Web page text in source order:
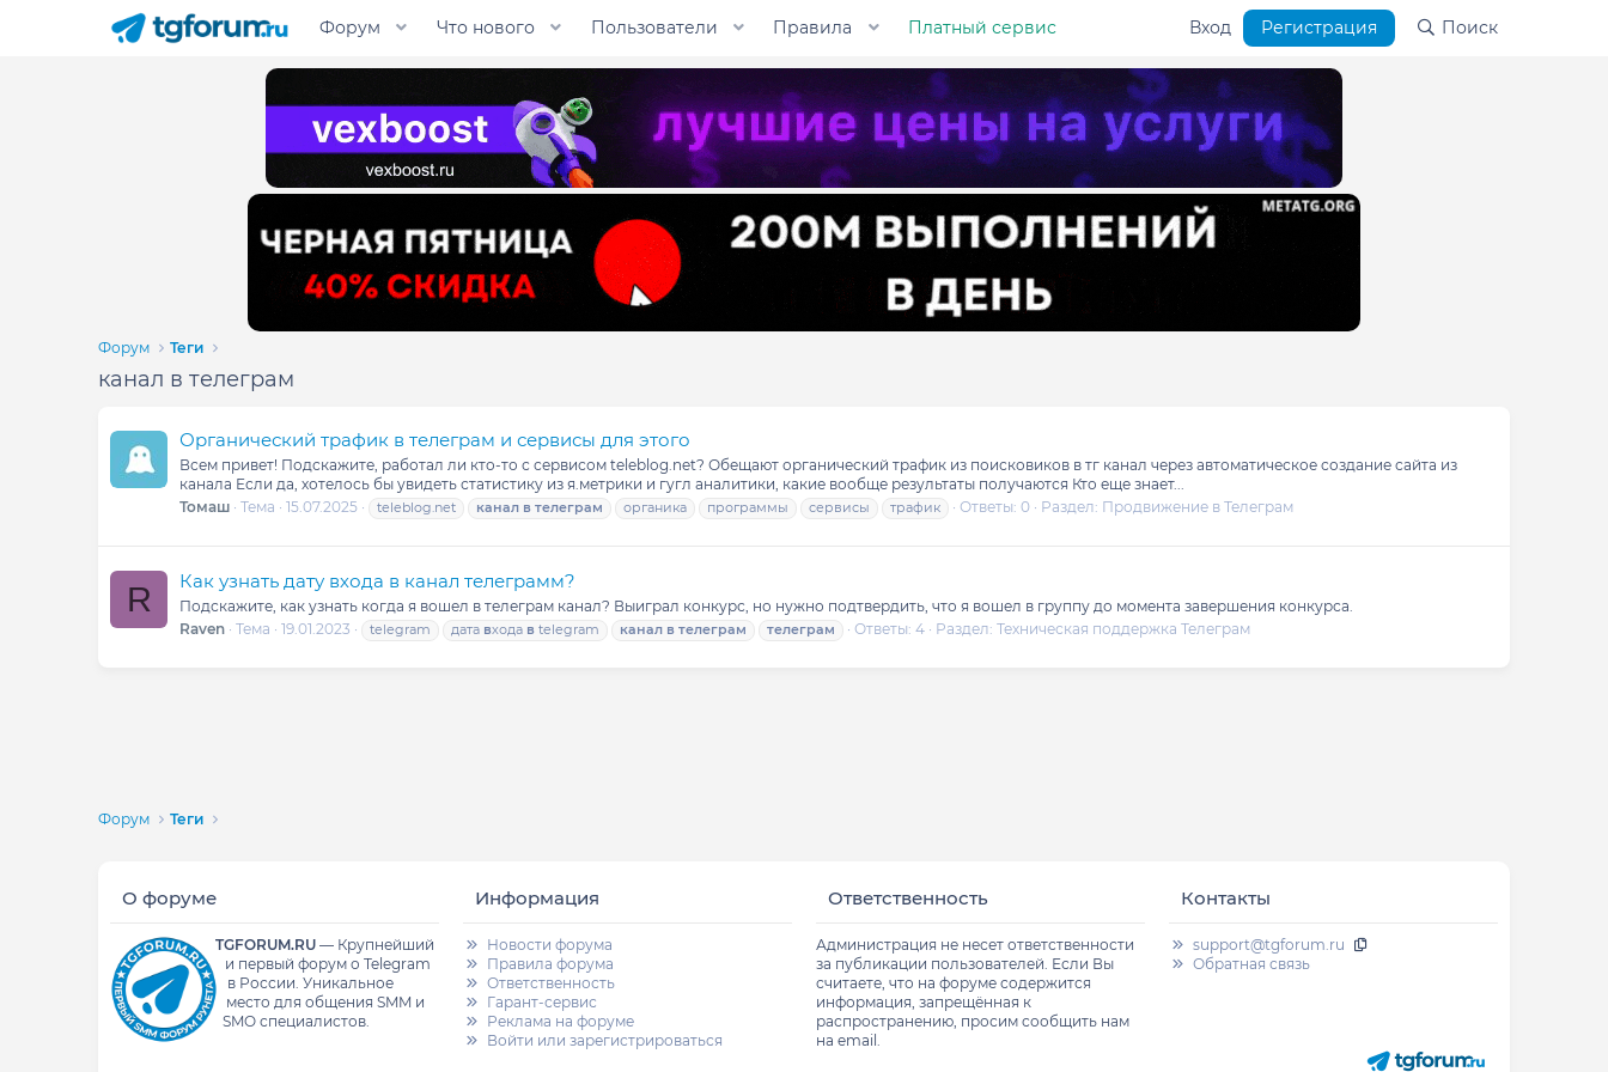
Форум Что нового Пользователи Правила Платный сервис Вход Регистрация Поиск
Форум Теги
канал в телеграм
Органический трафик в телеграм и сервисы для этого
Всем привет! Подскажите, работал ли кто-то с сервисом teleblog.net? Обещают органический трафик из поисковиков в тг канал через автоматическое создание сайта из
канала Если да, хотелось бы увидеть статистику из я.метрики и гугл аналитики, какие вообще результаты получаются Кто еще знает...
Томаш Тема 15.07.2025 teleblog.net канал в телеграм органика программы сервисы трафик Ответы: 0 Раздел: Продвижение в Телеграм
R Как узнать дату входа в канал телеграмм?
Подскажите, как узнать когда я вошел в телеграм канал? Выиграл конкурс, но нужно подтвердить, что я вошел в группу до момента завершения конкурса.
Raven Тема 19.01.2023 telegram дата входа в telegram канал в телеграм телеграм Ответы: 4 Раздел: Техническая поддержка Телеграм
Форум Теги
О форуме
TGFORUM.RU— Крупнейший
и первый форум о Telegram
в России. Уникальное
место для общения SMM и
SMO специалистов.
Информация
Новости форума
Правила форума
Ответственность
Гарант-сервис
Реклама на форуме
Войти или зарегистрироваться
Ответственность
Администрация не несет ответственности
за публикации пользователей. Если Вы
считаете, что на форуме содержится
информация, запрещённая к
распространению, просим сообщить нам
на email.
Контакты
support@tgforum.ru
Обратная связь